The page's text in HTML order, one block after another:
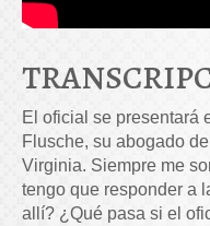
El oficial se presentará
Flusche, su abogado
Virginia. Siempre me
tengo que responder a
allí? ¿Qué pasa si el